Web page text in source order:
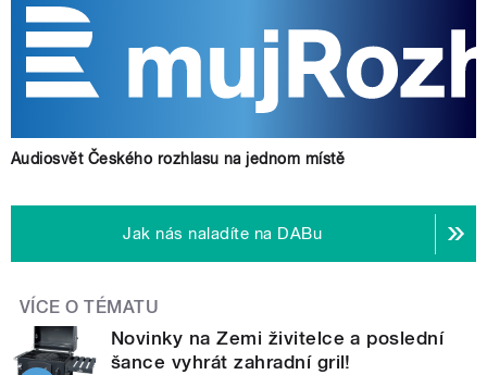
Audiosvět Českého rozhlasu na jednom místě
Jak nás naladíte na DABu
VÍCE O TÉMATU
Novinky na Zemi živitelce a poslední
šance vyhrát zahradní gril!